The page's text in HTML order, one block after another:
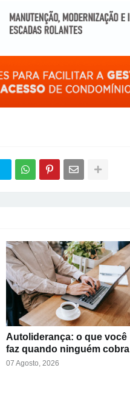
Autoliderança: o que você
faz quando ninguém cobra
07 Agosto, 2026